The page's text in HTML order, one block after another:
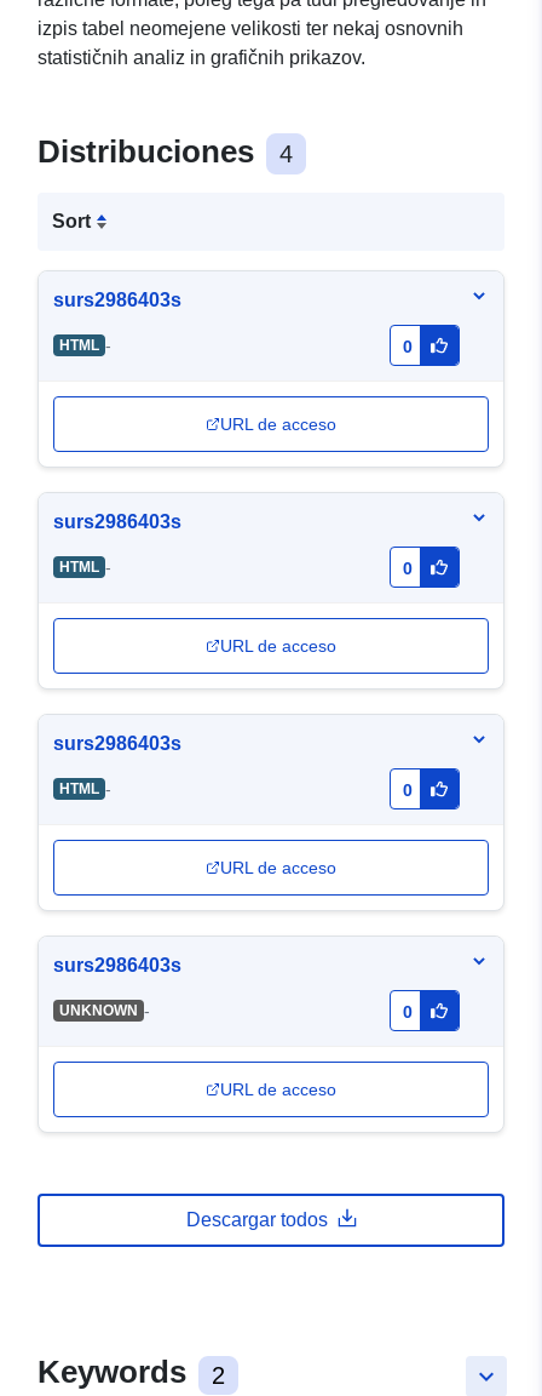
izpis tabel neomejene velikosti ter nekaj osnovnih
statističnih analiz in grafičnih prikazov.
Distribuciones 4
Sort
surs2986403s
HTML - 0
URL de acceso
surs2986403s
HTML - 0
URL de acceso
surs2986403s
HTML - 0
URL de acceso
surs2986403s
UNKNOWN - 0
URL de acceso
Descargar todos
keyboard_arrow_down
Keywords 2